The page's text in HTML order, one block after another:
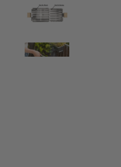
perfekt.